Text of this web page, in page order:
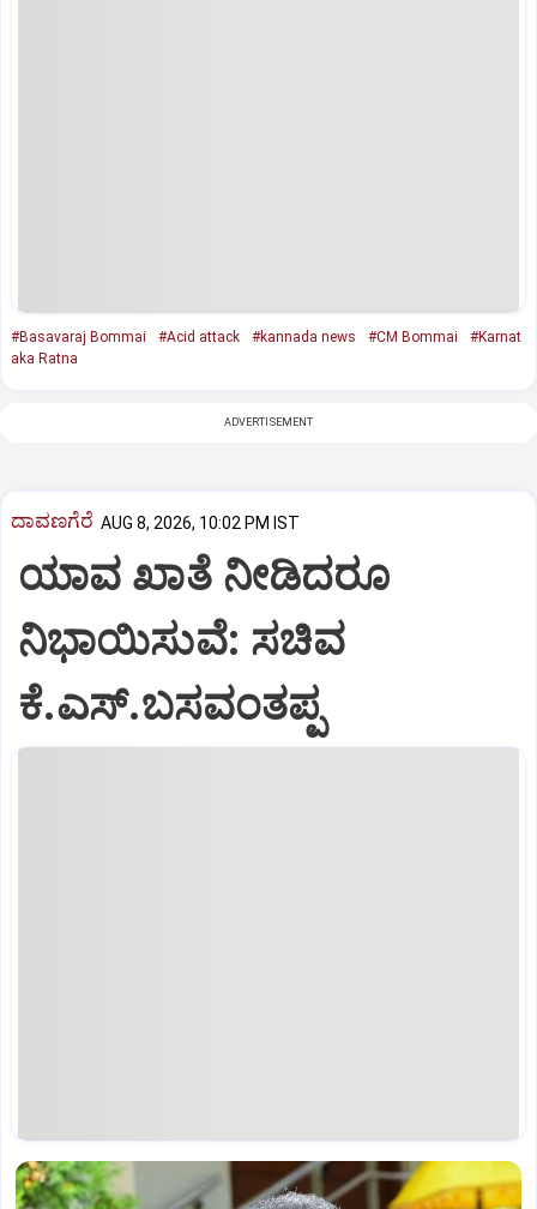
#Basavaraj Bommai #Acid attack #kannada news #CM Bommai
#Karnat
aka Ratna
ADVERTISEMENT
ದಾವಣಗೆರೆ AUG 8, 2026, 10:02 PM IST
ಯಾವ ಖಾತೆ ನೀಡಿದರೂ
ನಿಭಾಯಿಸುವೆ: ಸಚಿವ
ಕೆ.ಎಸ್.ಬಸವಂತಪ್ಪ